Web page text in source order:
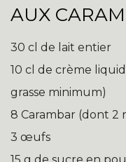
AUX
30 cl de lait entier
10 cl de crème
grasse minimum)
8 Carambar (dont 2
3 œufs